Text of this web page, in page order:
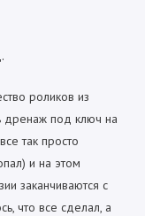
роликов из
дренаж под ключ на
так просто
и на этом
заканчиваются с
что все сделал, а